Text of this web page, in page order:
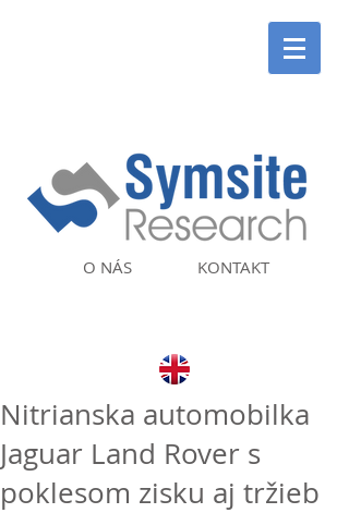
KONTAKT
O NÁS
Nitrianska automobilka
Jaguar Land Rover s
poklesom zisku aj tržieb